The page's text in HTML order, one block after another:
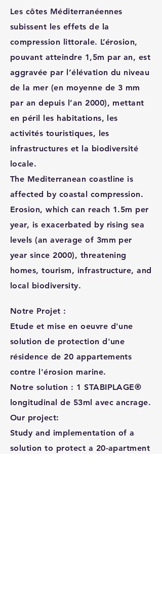
Les côtes Méditerranéennes
subissent les effets de la
compression littorale. L’érosion,
pouvant atteindre 1,5m par an, est
aggravée par l’élévation du niveau
de la mer (en moyenne de 3 mm
par an depuis l’an 2000), mettant
en péril les habitations, les
activités touristiques, les
infrastructures et la biodiversité
locale.
The Mediterranean coastline is
affected by coastal compression.
Erosion, which can reach 1.5m per
year, is exacerbated by rising sea
levels (an average of 3mm per
year since 2000), threatening
homes, tourism, infrastructure, and
local biodiversity.
Notre Projet :
Etude et mise en oeuvre d'une
solution de protection d'une
résidence de 20 appartements
contre l'érosion marine.
Notre solution : 1 STABIPLAGE®
longitudinal de 53ml avec ancrage.
Our project:
Study and implementation of a
solution to protect a 20-apartment